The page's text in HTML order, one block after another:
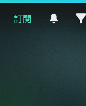
訂閱